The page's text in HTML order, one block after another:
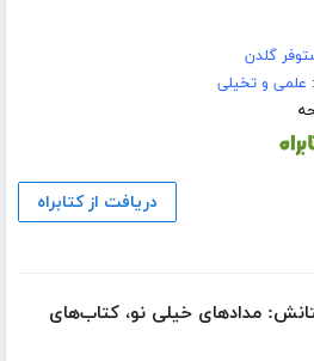
گلدن
علمی و تخیلی
دریافت از کتابراه
مدادهای خیلی نو، کتاب‌های